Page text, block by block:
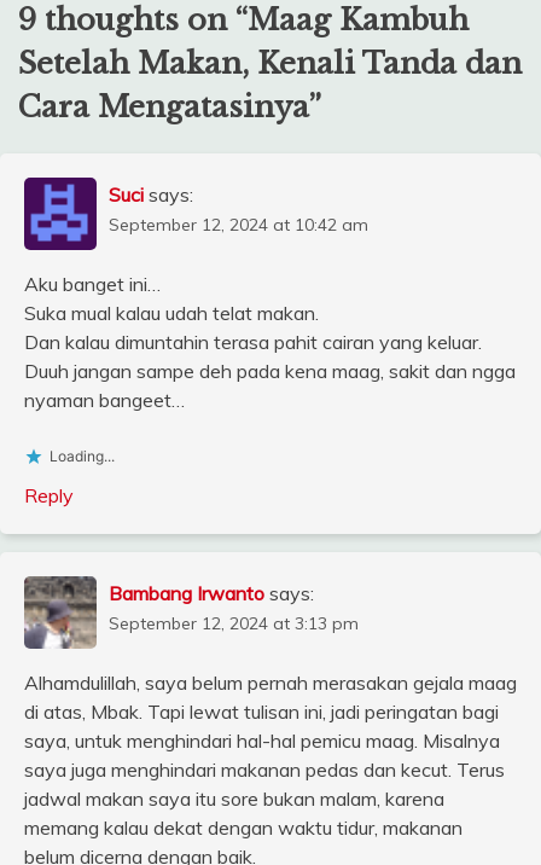
9 thoughts on “Maag Kambuh
Setelah Makan, Kenali Tanda dan
Cara Mengatasinya”
Suci says:
September 12, 2024 at 10:42 am
Aku banget ini…
Suka mual kalau udah telat makan.
Dan kalau dimuntahin terasa pahit cairan yang keluar.
Duuh jangan sampe deh pada kena maag, sakit dan ngga
nyaman bangeet…
Loading...
Reply
Bambang Irwanto says:
September 12, 2024 at 3:13 pm
Alhamdulillah, saya belum pernah merasakan gejala maag
di atas, Mbak. Tapi lewat tulisan ini, jadi peringatan bagi
saya, untuk menghindari hal-hal pemicu maag. Misalnya
saya juga menghindari makanan pedas dan kecut. Terus
jadwal makan saya itu sore bukan malam, karena
memang kalau dekat dengan waktu tidur, makanan
belum dicerna dengan baik.